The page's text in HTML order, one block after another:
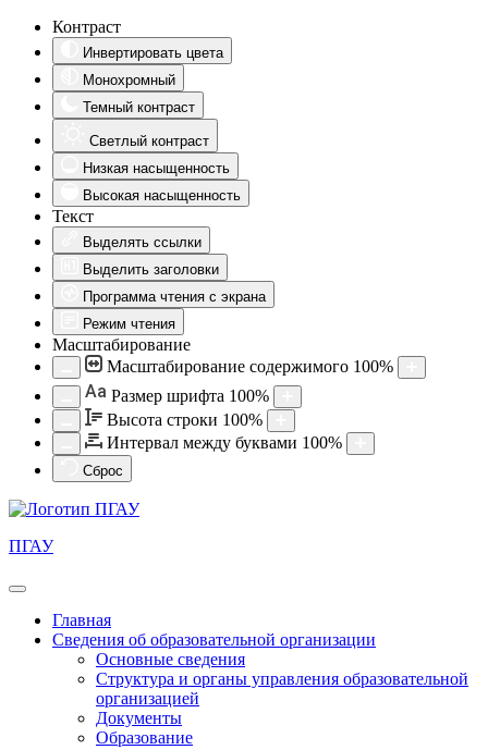
Контраст
Инвертировать цвета
Монохромный
Темный контраст
Светлый контраст
Низкая насыщенность
Высокая насыщенность
Текст
Выделять ссылки
Выделить заголовки
Программа чтения с экрана
Режим чтения
Масштабирование
Масштабирование содержимого 100%
Aa Размер шрифта 100%
Высота строки 100%
Интервал между буквами 100%
Сброс
ПГАУ
Главная
Сведения об образовательной организации
Основные сведения
Структура и органы управления образовательной
организацией
Документы
Образование